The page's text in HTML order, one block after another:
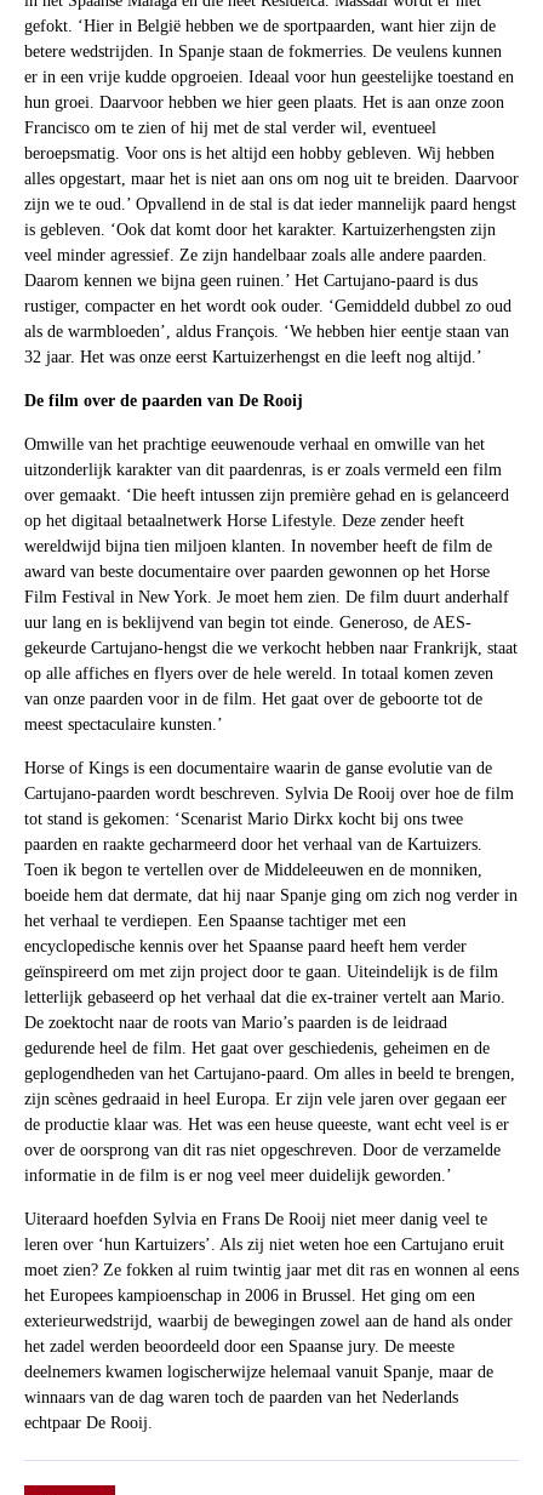
gefokt. ‘Hier in België hebben we de sportpaarden, want hier zijn de
betere wedstrijden. In Spanje staan de fokmerries. De veulens kunnen
er in een vrije kudde opgroeien. Ideaal voor hun geestelijke toestand en
hun groei. Daarvoor hebben we hier geen plaats. Het is aan onze zoon
Francisco om te zien of hij met de stal verder wil, eventueel
beroepsmatig. Voor ons is het altijd een hobby gebleven. Wij hebben
alles opgestart, maar het is niet aan ons om nog uit te breiden. Daarvoor
zijn we te oud.’ Opvallend in de stal is dat ieder mannelijk paard hengst
is gebleven. ‘Ook dat komt door het karakter. Kartuizerhengsten zijn
veel minder agressief. Ze zijn handelbaar zoals alle andere paarden.
Daarom kennen we bijna geen ruinen.’ Het Cartujano-paard is dus
rustiger, compacter en het wordt ook ouder. ‘Gemiddeld dubbel zo oud
als de warmbloeden’, aldus François. ‘We hebben hier eentje staan van
32 jaar. Het was onze eerst Kartuizerhengst en die leeft nog altijd.’
De film over de paarden van De Rooij
Omwille van het prachtige eeuwenoude verhaal en omwille van het
uitzonderlijk karakter van dit paardenras, is er zoals vermeld een film
over gemaakt. ‘Die heeft intussen zijn première gehad en is gelanceerd
op het digitaal betaalnetwerk Horse Lifestyle. Deze zender heeft
wereldwijd bijna tien miljoen klanten. In november heeft de film de
award van beste documentaire over paarden gewonnen op het Horse
Film Festival in New York. Je moet hem zien. De film duurt anderhalf
uur lang en is beklijvend van begin tot einde. Generoso, de AES-
gekeurde Cartujano-hengst die we verkocht hebben naar Frankrijk, staat
op alle affiches en flyers over de hele wereld. In totaal komen zeven
van onze paarden voor in de film. Het gaat over de geboorte tot de
meest spectaculaire kunsten.’
Horse of Kings is een documentaire waarin de ganse evolutie van de
Cartujano-paarden wordt beschreven. Sylvia De Rooij over hoe de film
tot stand is gekomen: ‘Scenarist Mario Dirkx kocht bij ons twee
paarden en raakte gecharmeerd door het verhaal van de Kartuizers.
Toen ik begon te vertellen over de Middeleeuwen en de monniken,
boeide hem dat dermate, dat hij naar Spanje ging om zich nog verder in
het verhaal te verdiepen. Een Spaanse tachtiger met een
encyclopedische kennis over het Spaanse paard heeft hem verder
geïnspireerd om met zijn project door te gaan. Uiteindelijk is de film
letterlijk gebaseerd op het verhaal dat die ex-trainer vertelt aan Mario.
De zoektocht naar de roots van Mario’s paarden is de leidraad
gedurende heel de film. Het gaat over geschiedenis, geheimen en de
geplogendheden van het Cartujano-paard. Om alles in beeld te brengen,
zijn scènes gedraaid in heel Europa. Er zijn vele jaren over gegaan eer
de productie klaar was. Het was een heuse queeste, want echt veel is er
over de oorsprong van dit ras niet opgeschreven. Door de verzamelde
informatie in de film is er nog veel meer duidelijk geworden.’
Uiteraard hoefden Sylvia en Frans De Rooij niet meer danig veel te
leren over ‘hun Kartuizers’. Als zij niet weten hoe een Cartujano eruit
moet zien? Ze fokken al ruim twintig jaar met dit ras en wonnen al eens
het Europees kampioenschap in 2006 in Brussel. Het ging om een
exterieurwedstrijd, waarbij de bewegingen zowel aan de hand als onder
het zadel werden beoordeeld door een Spaanse jury. De meeste
deelnemers kwamen logischerwijze helemaal vanuit Spanje, maar de
winnaars van de dag waren toch de paarden van het Nederlands
echtpaar De Rooij.